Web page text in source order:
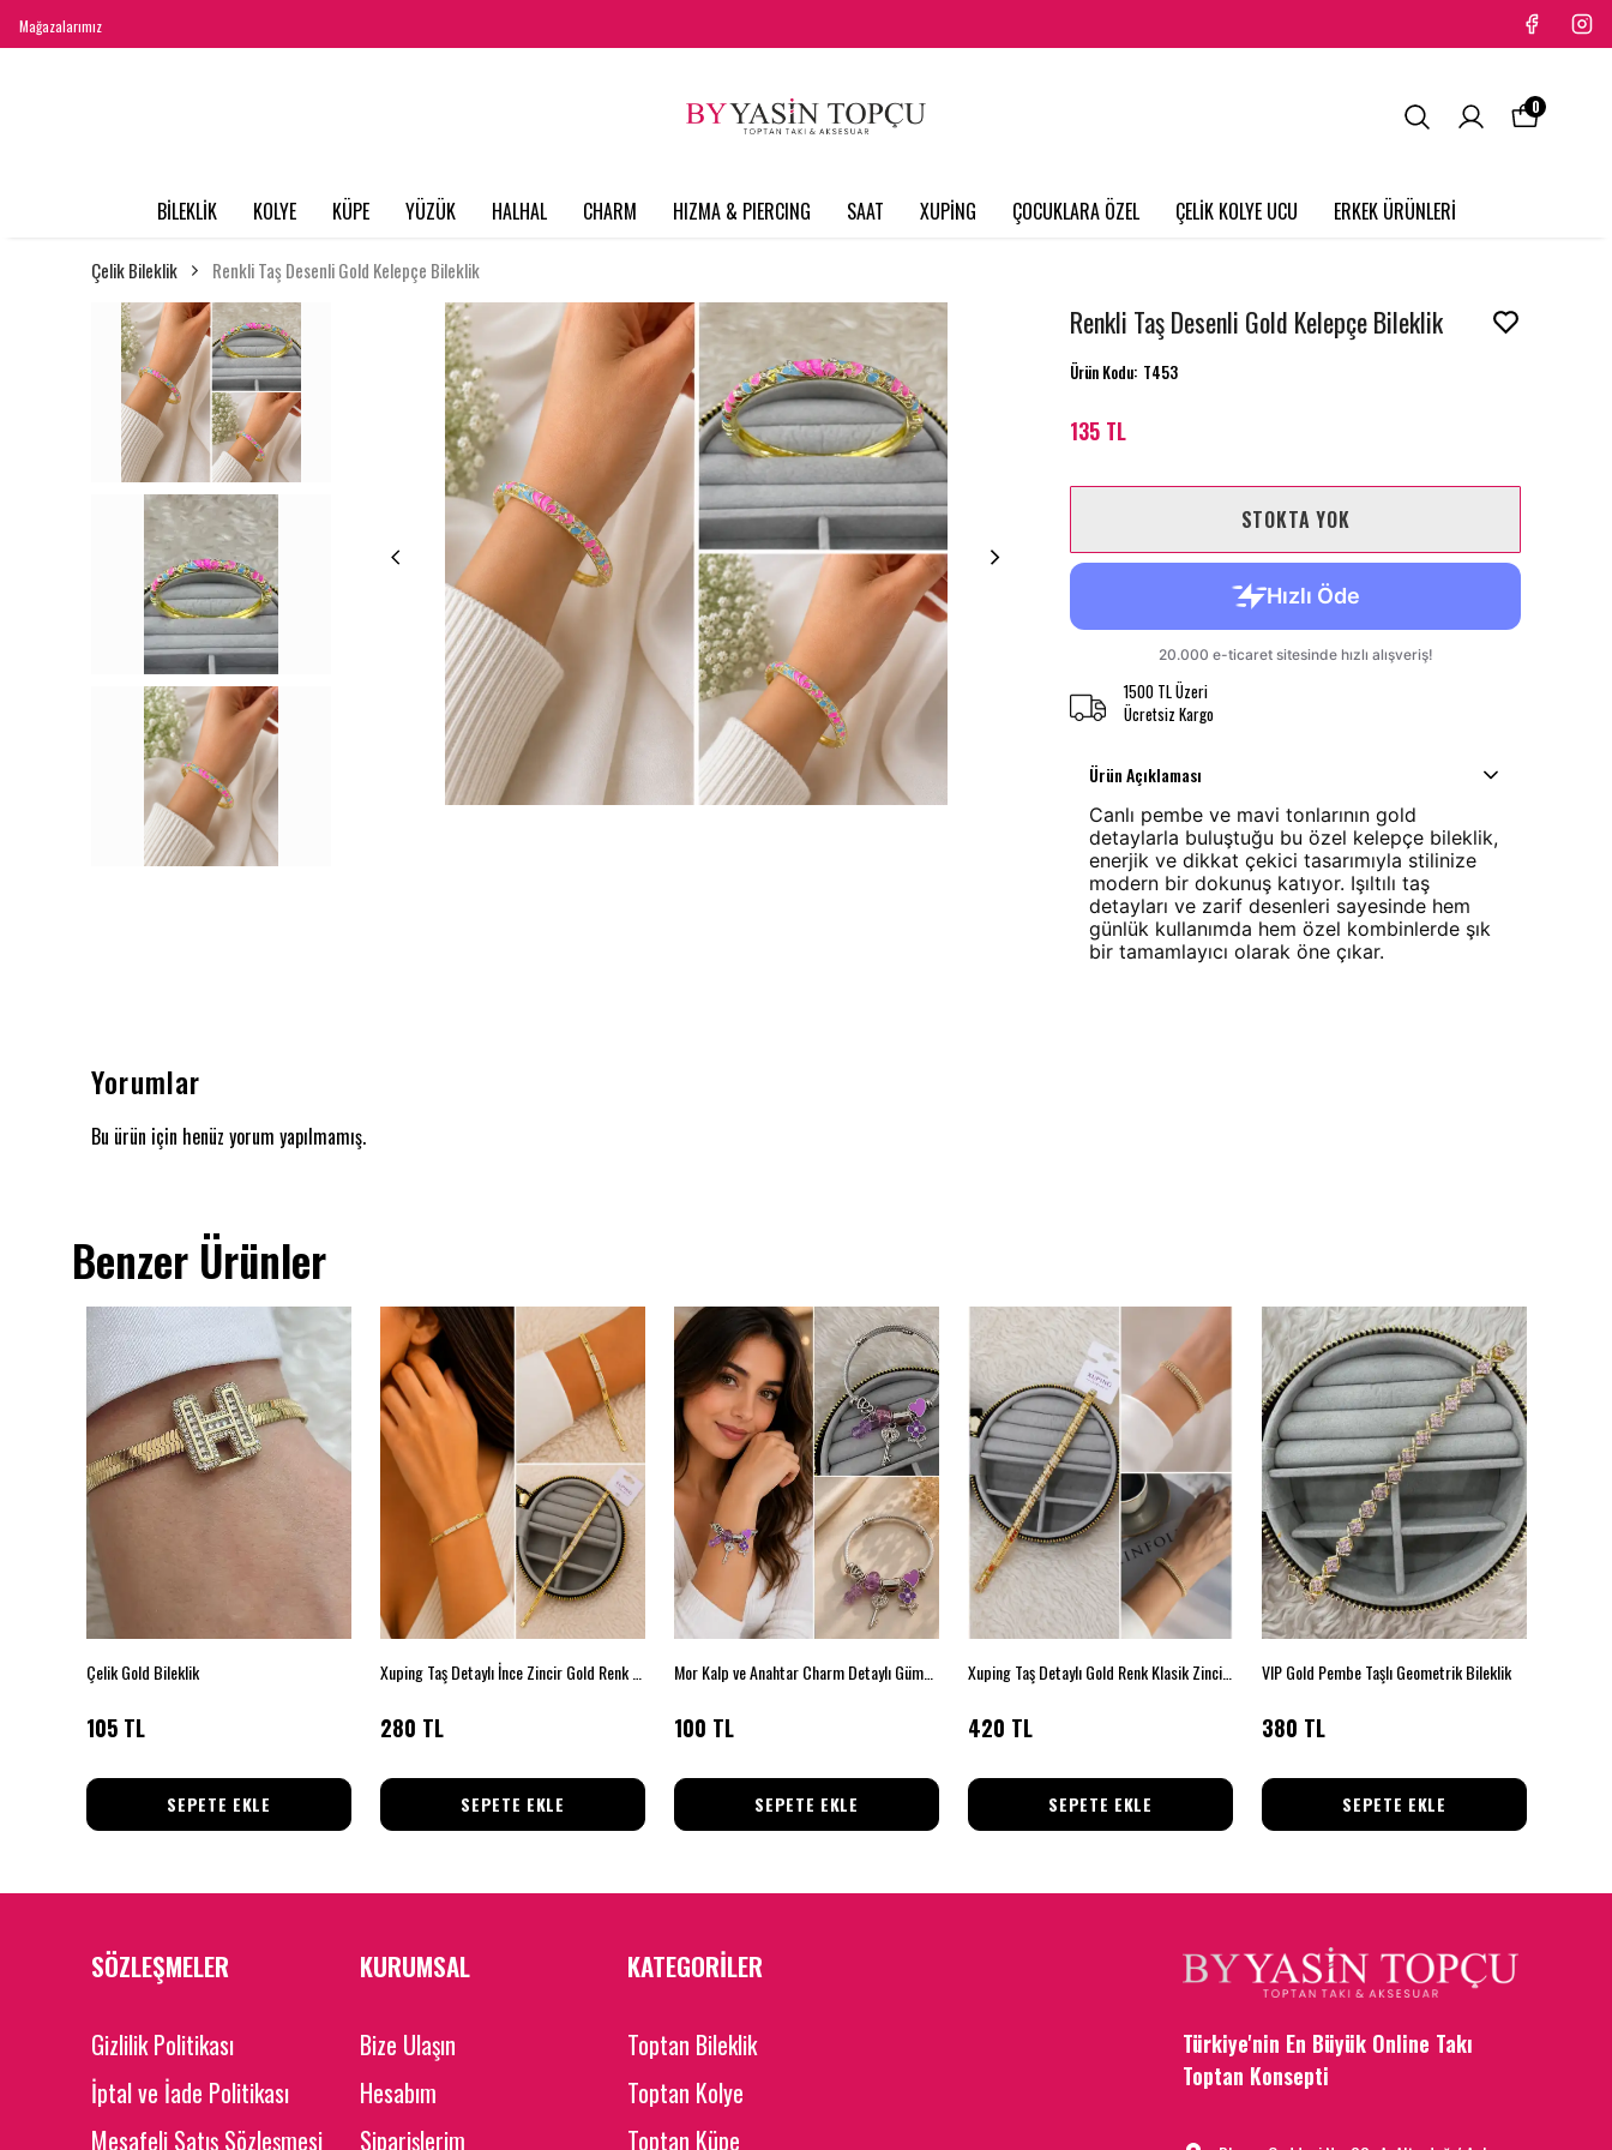
Mağazalarımız
BİLEKLİK KOLYE KÜPE YÜZÜK HALHAL CHARM HIZMA & PIERCING SAAT XUPİNG ÇOCUKLARA ÖZEL ÇELİK KOLYE UCU ERKEK ÜRÜNLERİ
0
Çelik Bileklik Renkli Taş Desenli Gold Kelepçe Bileklik
Renkli Taş Desenli Gold Kelepçe Bileklik
Ürün Kodu: T453
135 TL
STOKTA YOK
1500 TL Üzeri
Ücretsiz Kargo
Ürün Açıklaması
Canlı pembe ve mavi tonlarının gold
detaylarla buluştuğu bu özel kelepçe bileklik,
enerjik ve dikkat çekici tasarımıyla stilinize
modern bir dokunuş katıyor. Işıltılı taş
detayları ve zarif desenleri sayesinde hem
günlük kullanımda hem özel kombinlerde şık
bir tamamlayıcı olarak öne çıkar.
Yorumlar
Bu ürün için henüz yorum yapılmamış.
Benzer Ürünler
Çelik Gold Bileklik
105 TL
SEPETE EKLE
280 TL
SEPETE EKLE
100 TL
SEPETE EKLE
420 TL
SEPETE EKLE
VIP Gold Pembe Taşlı Geometrik Bileklik
380 TL
SEPETE EKLE
SÖZLEŞMELER
Gizlilik Politikası
İptal ve İade Politikası
Mesafeli Satış Sözleşmesi
KURUMSAL
Bize Ulaşın
Hesabım
Siparişlerim
KATEGORİLER
Toptan Bileklik
Toptan Kolye
Toptan Küpe
Türkiye'nin En Büyük Online Takı
Toptan Konsepti